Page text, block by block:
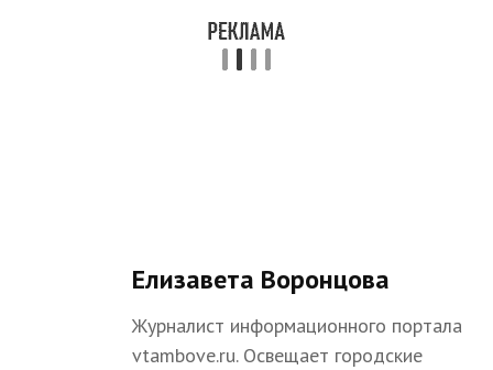
Елизавета Воронцова
Журналист информационного портала
vtambove.ru. Освещает городские